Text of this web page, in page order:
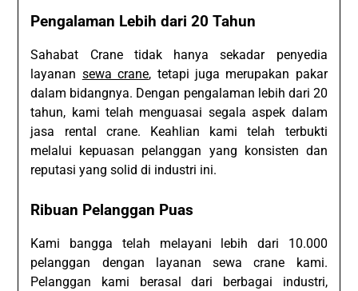
Pengalaman Lebih dari 20 Tahun
Sahabat Crane tidak hanya sekadar penyedia
layanan sewa crane, tetapi juga merupakan pakar
dalam bidangnya. Dengan pengalaman lebih dari 20
tahun, kami telah menguasai segala aspek dalam
jasa rental crane. Keahlian kami telah terbukti
melalui kepuasan pelanggan yang konsisten dan
reputasi yang solid di industri ini.
Ribuan Pelanggan Puas
Kami bangga telah melayani lebih dari 10.000
pelanggan dengan layanan sewa crane kami.
Pelanggan kami berasal dari berbagai industri,